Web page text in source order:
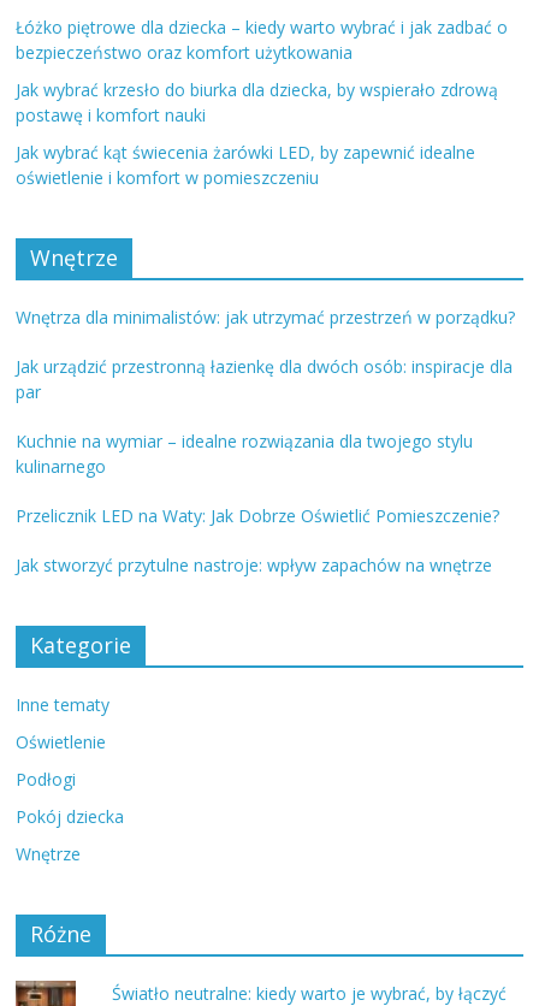
Łóżko piętrowe dla dziecka – kiedy warto wybrać i jak zadbać o
bezpieczeństwo oraz komfort użytkowania
Jak wybrać krzesło do biurka dla dziecka, by wspierało zdrową
postawę i komfort nauki
Jak wybrać kąt świecenia żarówki LED, by zapewnić idealne
oświetlenie i komfort w pomieszczeniu
Wnętrze
Wnętrza dla minimalistów: jak utrzymać przestrzeń w porządku?
Jak urządzić przestronną łazienkę dla dwóch osób: inspiracje dla
par
Kuchnie na wymiar – idealne rozwiązania dla twojego stylu
kulinarnego
Przelicznik LED na Waty: Jak Dobrze Oświetlić Pomieszczenie?
Jak stworzyć przytulne nastroje: wpływ zapachów na wnętrze
Kategorie
Inne tematy
Oświetlenie
Podłogi
Pokój dziecka
Wnętrze
Różne
Światło neutralne: kiedy warto je wybrać, by łączyć